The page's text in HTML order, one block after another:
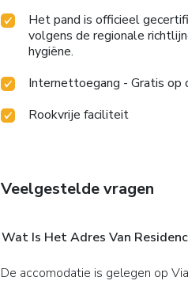
Het pand is officieel
volgens de regionale
hygiëne.
Internettoegang - Gratis op
Rookvrije faciliteit
Veelgestelde vragen
Wat Is Het Adres Van
De accomodatie is gelegen op